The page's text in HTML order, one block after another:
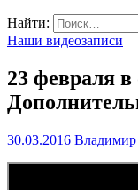
Найти:
Наши видеозаписи
23 февраля в
30.03.2016 Владимир